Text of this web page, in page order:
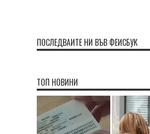
ПОСЛЕДВАЙТЕ НИ ВЪВ ФЕЙСБУК
ТОП НОВИНИ